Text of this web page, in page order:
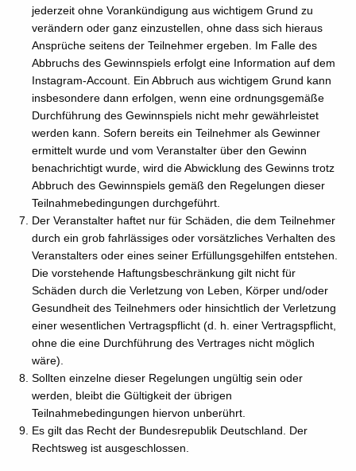
jederzeit ohne Vorankündigung aus wichtigem Grund zu
verändern oder ganz einzustellen, ohne dass sich hieraus
Ansprüche seitens der Teilnehmer ergeben. Im Falle des
Abbruchs des Gewinnspiels erfolgt eine Information auf dem
Instagram-Account. Ein Abbruch aus wichtigem Grund kann
insbesondere dann erfolgen, wenn eine ordnungsgemäße
Durchführung des Gewinnspiels nicht mehr gewährleistet
werden kann. Sofern bereits ein Teilnehmer als Gewinner
ermittelt wurde und vom Veranstalter über den Gewinn
benachrichtigt wurde, wird die Abwicklung des Gewinns trotz
Abbruch des Gewinnspiels gemäß den Regelungen dieser
Teilnahmebedingungen durchgeführt.
Der Veranstalter haftet nur für Schäden, die dem Teilnehmer
durch ein grob fahrlässiges oder vorsätzliches Verhalten des
Veranstalters oder eines seiner Erfüllungsgehilfen entstehen.
Die vorstehende Haftungsbeschränkung gilt nicht für
Schäden durch die Verletzung von Leben, Körper und/oder
Gesundheit des Teilnehmers oder hinsichtlich der Verletzung
einer wesentlichen Vertragspflicht (d. h. einer Vertragspflicht,
ohne die eine Durchführung des Vertrages nicht möglich
wäre).
Sollten einzelne dieser Regelungen ungültig sein oder
werden, bleibt die Gültigkeit der übrigen
Teilnahmebedingungen hiervon unberührt.
Es gilt das Recht der Bundesrepublik Deutschland. Der
Rechtsweg ist ausgeschlossen.